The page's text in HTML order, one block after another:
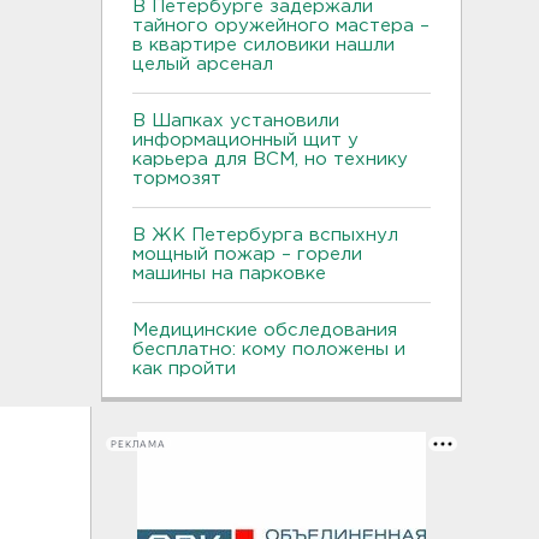
В Петербурге задержали
тайного оружейного мастера –
в квартире силовики нашли
целый арсенал
В Шапках установили
информационный щит у
карьера для ВСМ, но технику
тормозят
В ЖК Петербурга вспыхнул
мощный пожар – горели
машины на парковке
Медицинские обследования
бесплатно: кому положены и
как пройти
РЕКЛАМА